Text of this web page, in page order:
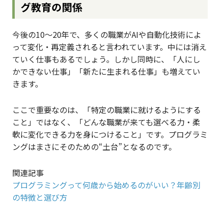
グ教育の関係
今後の10〜20年で、多くの職業がAIや自動化技術によ
って変化・再定義されると言われています。中には消え
ていく仕事もあるでしょう。しかし同時に、「人にし
かできない仕事」「新たに生まれる仕事」も増えてい
きます。
ここで重要なのは、「特定の職業に就けるようにする
こと」ではなく、「どんな職業が来ても選べる力・柔
軟に変化できる力を身につけること」です。プログラミ
ングはまさにそのための“土台”となるのです。
関連記事
プログラミングって何歳から始めるのがいい？年齢別
の特徴と選び方